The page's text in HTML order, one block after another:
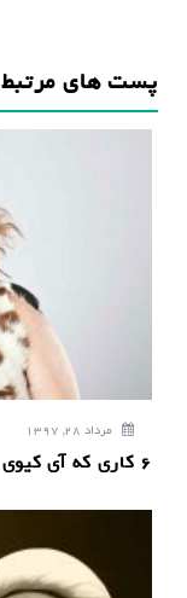
ر
ی
پست های مرتبط
مرداد 28, 1397
۶ کاری که آی کیوی شما را پایین می‌آورد